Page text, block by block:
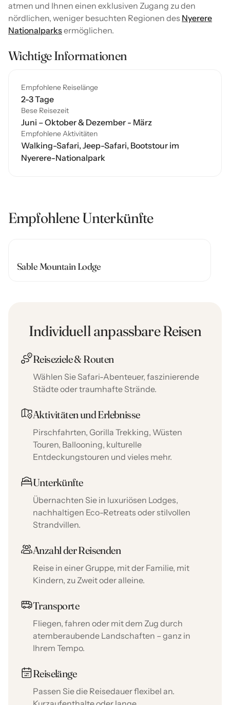
atmen und Ihnen einen exklusiven Zugang zu den
nördlichen, weniger besuchten Regionen des Nyerere
Nationalparksermöglichen.
Wichtige Informationen
Empfohlene Reiselänge
2-3 Tage
Bese Reisezeit
Juni – Oktober & Dezember - März
Empfohlene Aktivitäten
Walking-Safari, Jeep-Safari, Bootstour im
Nyerere-Nationalpark
Empfohlene Unterkünfte
Sable Mountain Lodge
Individuell anpassbare Reisen
Reiseziele & Routen
Wählen Sie Safari-Abenteuer, faszinierende
Städte oder traumhafte Strände.
Aktivitäten und Erlebnisse
Pirschfahrten, Gorilla Trekking, Wüsten
Touren, Ballooning, kulturelle
Entdeckungstouren und vieles mehr.
Unterkünfte
Übernachten Sie in luxuriösen Lodges,
nachhaltigen Eco-Retreats oder stilvollen
Strandvillen.
Anzahl der Reisenden
Reise in einer Gruppe, mit der Familie, mit
Kindern, zu Zweit oder alleine.
Transporte
Fliegen, fahren oder mit dem Zug durch
atemberaubende Landschaften – ganz in
Ihrem Tempo.
Reiselänge
Passen Sie die Reisedauer flexibel an.